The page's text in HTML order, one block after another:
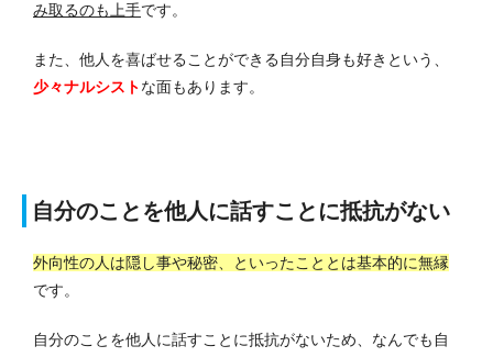
み取るのも上手です。
また、他人を喜ばせることができる自分自身も好きという、
少々ナルシストな面もあります。
自分のことを他人に話すことに抵抗がない
外向性の人は隠し事や秘密、といったこととは基本的に無縁
です。
自分のことを他人に話すことに抵抗がないため、なんでも自